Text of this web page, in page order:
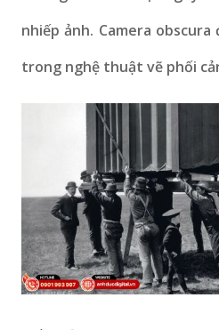
nhiếp ảnh. Camera
trong nghệ thuật vẽ phối